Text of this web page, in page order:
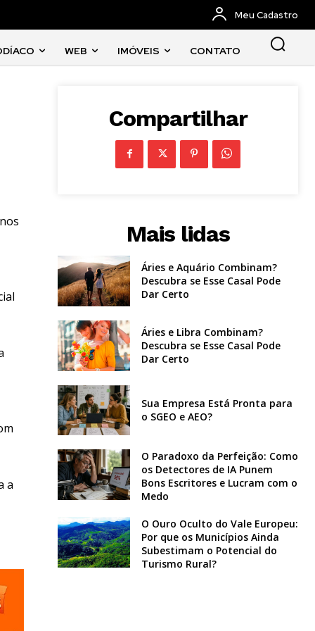
Meu Cadastro
WEB IMÓVEIS CONTATO
a
Compartilhar
Mais lidas
Áries e Aquário Combinam?
Descubra se Esse Casal Pode
Dar Certo
Áries e Libra Combinam?
Descubra se Esse Casal Pode
Dar Certo
Sua Empresa Está Pronta para
o SGEO e AEO?
O Paradoxo da Perfeição: Como
os Detectores de IA Punem
Bons Escritores e Lucram com o
Medo
O Ouro Oculto do Vale Europeu:
Por que os Municípios Ainda
Subestimam o Potencial do
Turismo Rural?